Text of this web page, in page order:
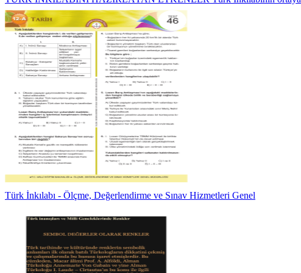
Türk İnkılabı - Ölçme, Değerlendirme ve Sınav Hizmetleri Genel